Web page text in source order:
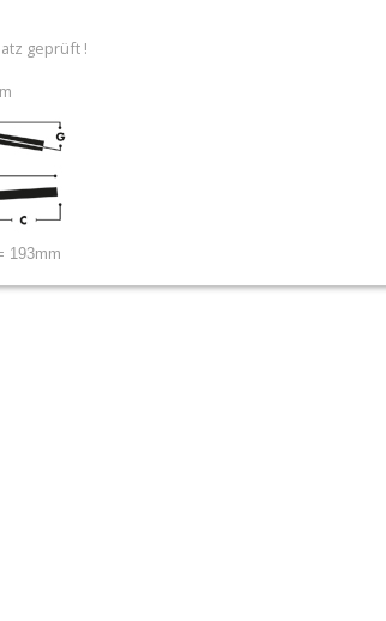
geprüft !
193mm